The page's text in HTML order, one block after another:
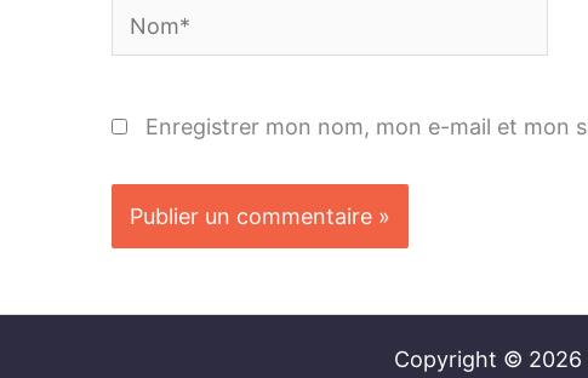
Nom*
Enregistrer mon nom, mon e-mail et mon
Copyright © 2026